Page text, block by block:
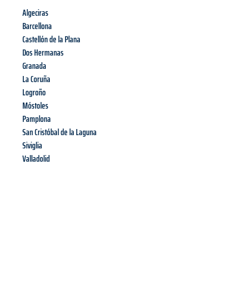
Algeciras
Barcellona
Castellón de la Plana
Dos Hermanas
Granada
La Coruña
Logroño
Móstoles
Pamplona
San Cristóbal de la Laguna
Siviglia
Valladolid